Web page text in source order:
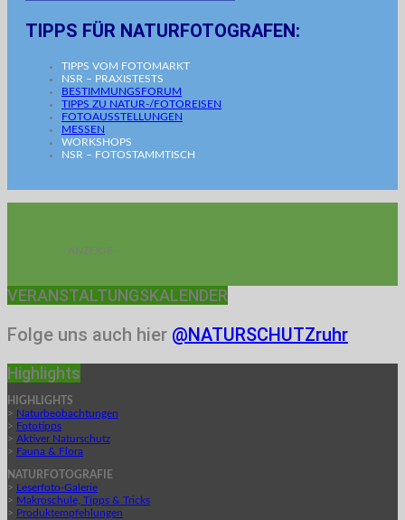
TIPPS FÜR NATURFOTOGRAFEN:
TIPPS VOM FOTOMARKT
NSR – PRAXISTESTS
BESTIMMUNGSFORUM
TIPPS ZU NATUR-/FOTOREISEN
FOTOAUSSTELLUNGEN
MESSEN
WORKSHOPS
NSR – FOTOSTAMMTISCH
- ANZEIGE -
VERANSTALTUNGSKALENDER
Folge uns auch hier @NATURSCHUTZruhr
Highlights
HIGHLIGHTS
> Naturbeobachtungen
> Fototipps
> Aktiver Naturschutz
> Fauna & Flora
NATURFOTOGRAFIE
> Leserfoto-Galerie
> Makroschule, Tipps & Tricks
> Produktempfehlungen